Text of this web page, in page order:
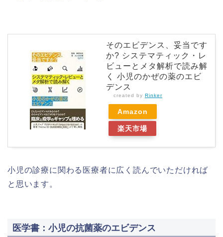
そのエビデンス、妥当です
か? システマティック・レ
ビューとメタ解析で読み解
く 小児のかぜの薬のエビ
デンス
created by Rinker
Amazon
楽天市場
小児の診療に関わる医療者に広く読んでいただければ
と思います。
医学書：小児の抗菌薬のエビデンス